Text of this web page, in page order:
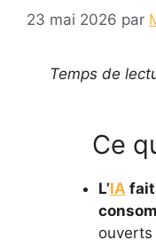
23 mai 2026 par
Temps de
Ce
L’IA fait